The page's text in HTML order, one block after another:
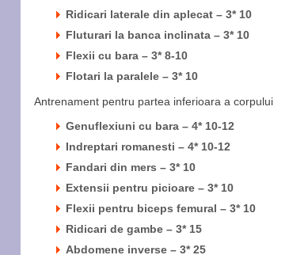
Ridicari laterale din aplecat – 3* 10
Fluturari la banca inclinata – 3* 10
Flexii cu bara – 3* 8-10
Flotari la paralele – 3* 10
Antrenament pentru partea inferioara a corpului
Genuflexiuni cu bara – 4* 10-12
Indreptari romanesti – 4* 10-12
Fandari din mers – 3* 10
Extensii pentru picioare – 3* 10
Flexii pentru biceps femural – 3* 10
Ridicari de gambe – 3* 15
Abdomene inverse – 3* 25